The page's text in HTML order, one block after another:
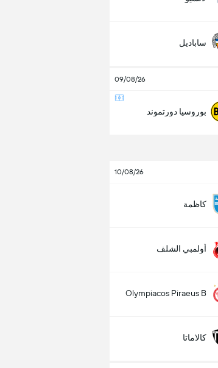
ساباديل
09/08/26
بوروسيا دورتموند
10/08/26
كاظمة
أولمبي الشلف
Olympiacos Piraeus B
كالاماتا